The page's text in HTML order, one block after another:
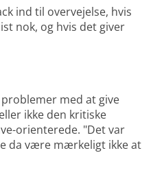
ind til overvejelse, hvis
nok, og hvis det giver
med at give
ikke den kritiske
orienterede. "Det var
da være mærkeligt ikke at